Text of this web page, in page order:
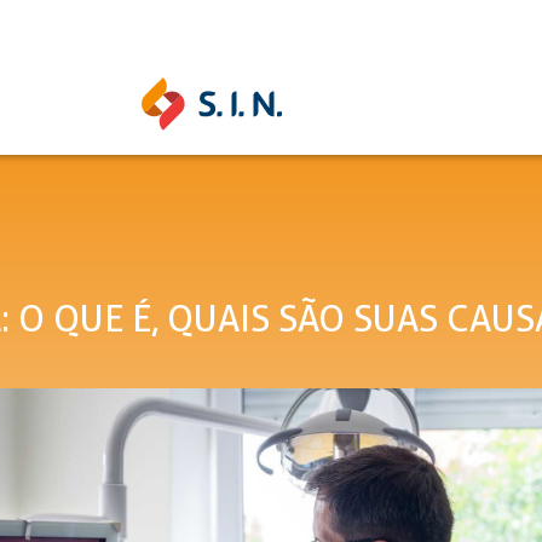
Conheça a
QUE É, QUAIS SÃO SUAS